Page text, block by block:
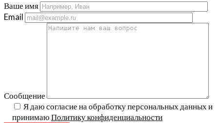
Ваше имя
Email
Сообщение
Я даю согласие на обработку персональных данных и
принимаюПолитику конфиденциальности